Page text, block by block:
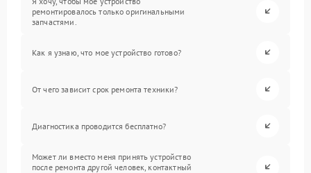
ремонтировалось только оригинальными
запчастями.
Как я узнаю, что мое устройство готово?
От чего зависит срок ремонта техники?
Диагностика проводится бесплатно?
Может ли вместо меня принять устройство
после ремонта другой человек, контактный